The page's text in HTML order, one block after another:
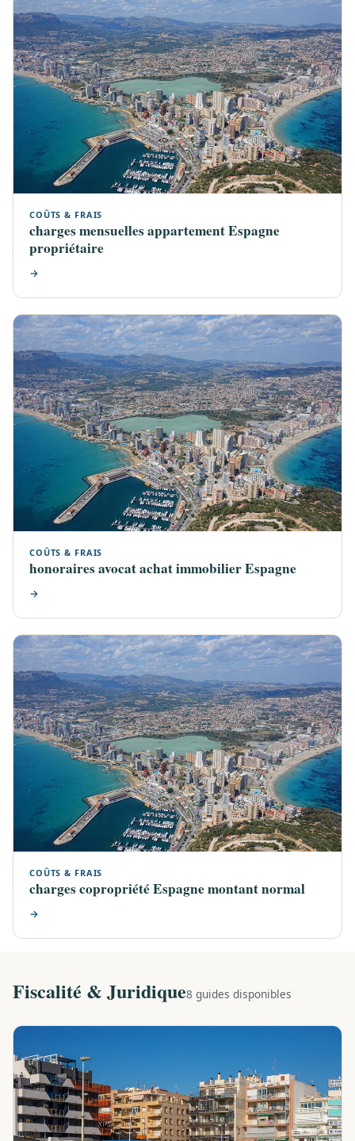
COÛTS & FRAIS
charges mensuelles appartement Espagne
propriétaire
→
COÛTS & FRAIS
honoraires avocat achat immobilier Espagne
→
COÛTS & FRAIS
charges copropriété Espagne montant normal
→
Fiscalité & Juridique8 guides disponibles